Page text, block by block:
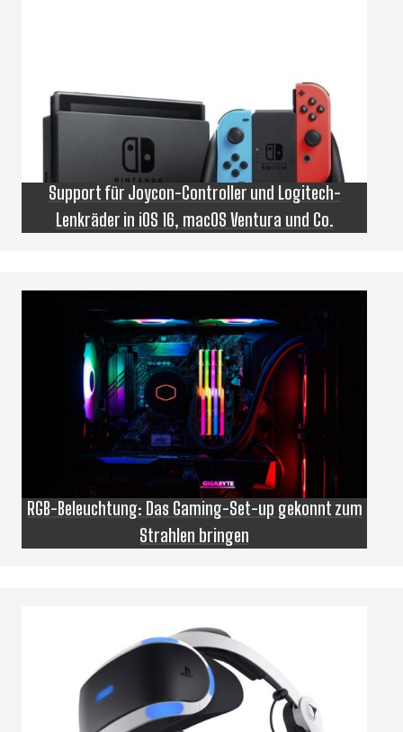
Support für Joycon-Controller und Logitech-
Lenkräder in iOS 16, macOS Ventura und Co.
RGB-Beleuchtung: Das Gaming-Set-up gekonnt zum
Strahlen bringen